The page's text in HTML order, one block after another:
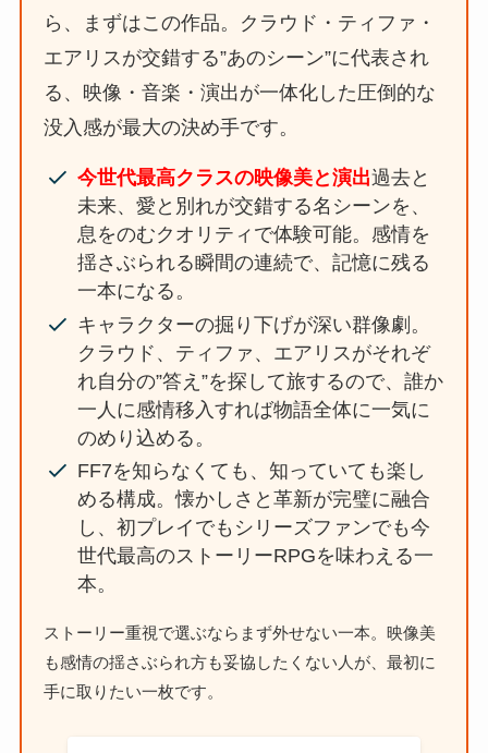
ら、まずはこの作品。クラウド・ティファ・
エアリスが交錯する”あのシーン”に代表され
る、映像・音楽・演出が一体化した圧倒的な
没入感が最大の決め手です。
今世代最高クラスの映像美と演出過去と
未来、愛と別れが交錯する名シーンを、
息をのむクオリティで体験可能。感情を
揺さぶられる瞬間の連続で、記憶に残る
一本になる。
キャラクターの掘り下げが深い群像劇。
クラウド、ティファ、エアリスがそれぞ
れ自分の”答え”を探して旅するので、誰か
一人に感情移入すれば物語全体に一気に
のめり込める。
FF7を知らなくても、知っていても楽し
める構成。懐かしさと革新が完璧に融合
し、初プレイでもシリーズファンでも今
世代最高のストーリーRPGを味わえる一
本。
ストーリー重視で選ぶならまず外せない一本。映像美
も感情の揺さぶられ方も妥協したくない人が、最初に
手に取りたい一枚です。